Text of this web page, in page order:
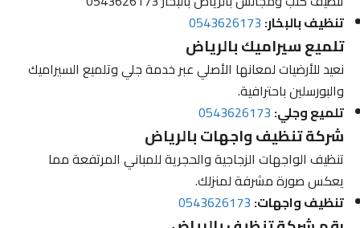
تنظيف بالبخار:0543626173
تلميع سيراميك بالرياض
نعيد للأرضيات لمعانها الأصلي عبر خدمة جلي وتلميع السيراميك
والبورسلين باحترافية.
تلميع وجلي:0543626173
شركة تنظيف واجهات بالرياض
تنظيف الواجهات الزجاجية والحجرية للمباني المرتفعة مما
يعكس صورة مشرفة لمنزلك.
تنظيف واجهات:0543626173